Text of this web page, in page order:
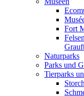
Fort
Naturparks
Parks und
Tierparks